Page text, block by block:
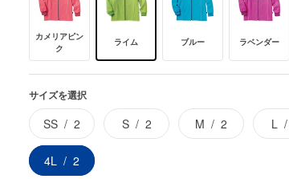
カメリアピン
ク
ライム ブルー ラベンダー
サイズを選択
SS 2 S 2 M 2 L
4L 2